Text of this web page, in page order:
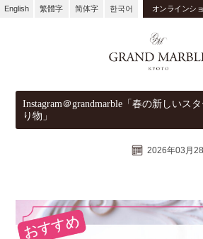
English 繁體字 简体字 한국어 オンラインシ
Instagram＠grandmarble「春の新しいス
り物」
2026年03月